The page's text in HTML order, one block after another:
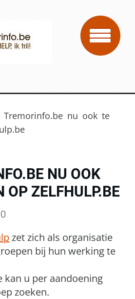
Tremorinfo.be nu ook te
NU OOK
OP ZELFHULP.BE
zet zich als organisatie
bij hun werking te
kan u per aandoening
zoeken.